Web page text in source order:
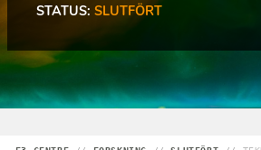
STATUS: SLUTFÖRT